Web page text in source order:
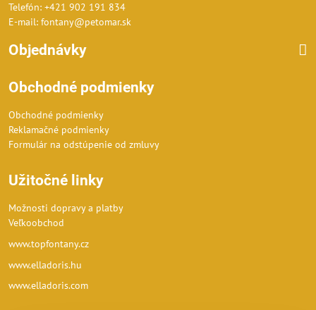
Telefón: +421 902 191 834
E-mail: fontany@petomar.sk
Objednávky
Obchodné podmienky
Obchodné podmienky
Reklamačné podmienky
Formulár na odstúpenie od zmluvy
Užitočné linky
Možnosti dopravy a platby
Veľkoobchod
www.topfontany.cz
www.elladoris.hu
www.elladoris.com